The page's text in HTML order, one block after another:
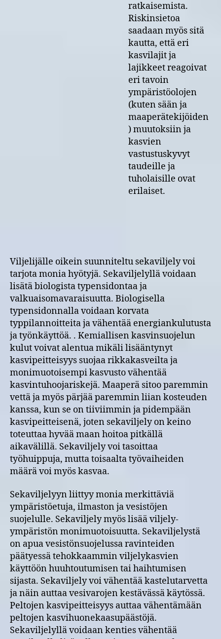
ratkaisemista.
Riskinsietoa
saadaan myös sitä
kautta, että eri
kasvilajit ja
lajikkeet reagoivat
eri tavoin
ympäristöolojen
(kuten sään ja
maaperätekijöiden
) muutoksiin ja
kasvien
vastustuskyvyt
taudeille ja
tuholaisille ovat
erilaiset.
Viljelijälle oikein suunniteltu sekaviljely voi
tarjota monia hyötyjä. Sekaviljelyllä voidaan
lisätä biologista typensidontaa ja
valkuaisomavaraisuutta. Biologisella
typensidonnalla voidaan korvata
typpilannoitteita ja vähentää energiankulutusta
ja työnkäyttöä. . Kemiallisen kasvinsuojelun
kulut voivat alentua mikäli lisääntynyt
kasvipeitteisyys suojaa rikkakasveilta ja
monimuotoisempi kasvusto vähentää
kasvintuhoojariskejä. Maaperä sitoo paremmin
vettä ja myös pärjää paremmin liian kosteuden
kanssa, kun se on tiiviimmin ja pidempään
kasvipeitteisenä, joten sekaviljely on keino
toteuttaa hyvää maan hoitoa pitkällä
aikavälillä. Sekaviljely voi tasoittaa
työhuippuja, mutta toisaalta työvaiheiden
määrä voi myös kasvaa.
Sekaviljelyyn liittyy monia merkittäviä
ympäristöetuja, ilmaston ja vesistöjen
suojelulle. Sekaviljely myös lisää viljely-
ympäristön monimuotoisuutta. Sekaviljelystä
on apua vesistönsuojelussa ravinteiden
päätyessä tehokkaammin viljelykasvien
käyttöön huuhtoutumisen tai haihtumisen
sijasta. Sekaviljely voi vähentää kastelutarvetta
ja näin auttaa vesivarojen kestävässä käytössä.
Peltojen kasvipeitteisyys auttaa vähentämään
peltojen kasvihuonekaasupäästöjä.
Sekaviljelyllä voidaan kenties vähentää